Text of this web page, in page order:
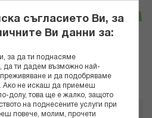
Вход
ПОДХРАНВАЩА 250МЛ
съгласието Ви, за
Ви данни за:
за да ти поднасяме
да ти дадем възможно най-
и да подобряваме
Ако не искаш да приемеш
долу, това ще е жалко, защото
на поднесените услуги при
повече, молим, прочети